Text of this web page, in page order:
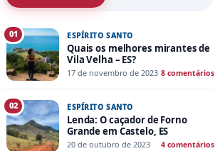
01 ESPÍRITO SANTO
Quais os melhores mirantes de
Vila Velha – ES?
17 de novembro de 2023 8 comentários
02 ESPÍRITO SANTO
Lenda: O caçador de Forno
Grande em Castelo, ES
20 de outubro de 2023 4 comentários